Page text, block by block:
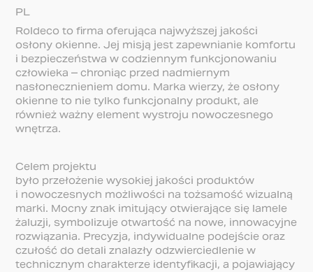
PL
Roldeco to firma oferująca najwyższej jakości
osłony okienne. Jej misją jest zapewnianie komfortu
i bezpieczeństwa w codziennym funkcjonowaniu
człowieka – chroniąc przed nadmiernym
nasłonecznieniem domu. Marka wierzy, że osłony
okienne to nie tylko funkcjonalny produkt, ale
również ważny element wystroju nowoczesnego
wnętrza.
Celem projektu
było przełożenie wysokiej jakości produktów
i nowoczesnych możliwości na tożsamość wizualną
marki. Mocny znak imitujący otwierające się lamele
żaluzji, symbolizuje otwartość na nowe, innowacyjne
rozwiązania. Precyzja, indywidualne podejście oraz
czułość do detali znalazły odzwierciedlenie w
technicznym charakterze identyfikacji, a pojawiający